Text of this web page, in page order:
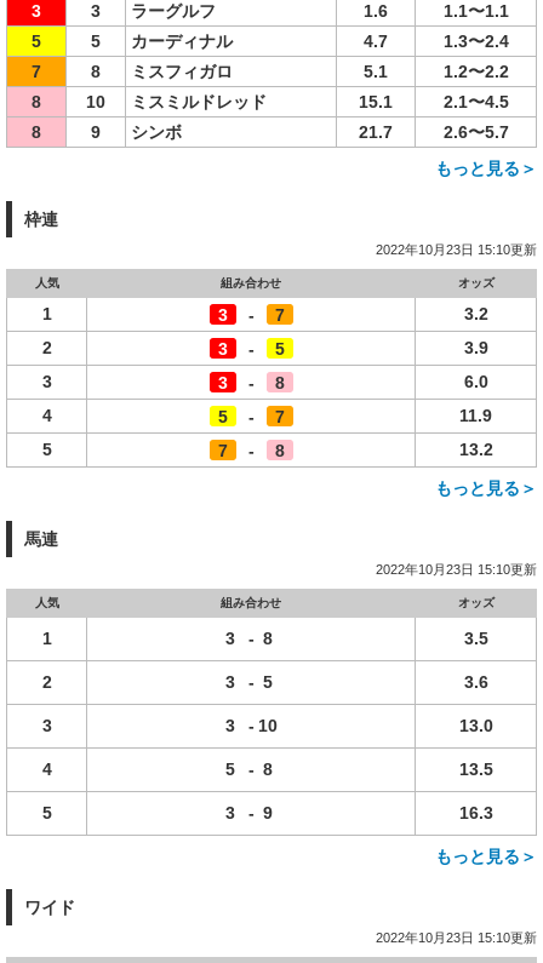
3 3 ラーグルフ 1.6
1.1〜1.1
5
5 カーディナル 4.7
1.3〜2.4
7
8 ミスフィガロ 5.1
1.2〜2.2
8
10 ミスミルドレッド 15.1
2.1〜4.5
8
9 シンボ 21.7
2.6〜5.7
もっと見る＞
枠連
2022年10月23日 15:10更新
人気 組み合わせ オッズ
1 3 - 7
3.2
2
3 - 5
3.9
3
3 - 8
6.0
4
5 - 7
11.9
5
7 - 8
13.2
もっと見る＞
馬連
2022年10月23日 15:10更新
人気 組み合わせ オッズ
1 3 - 8 3.5
2 3 - 5 3.6
3 3 - 10 13.0
4 5 - 8 13.5
5 3 - 9 16.3
もっと見る＞
ワイド
2022年10月23日 15:10更新